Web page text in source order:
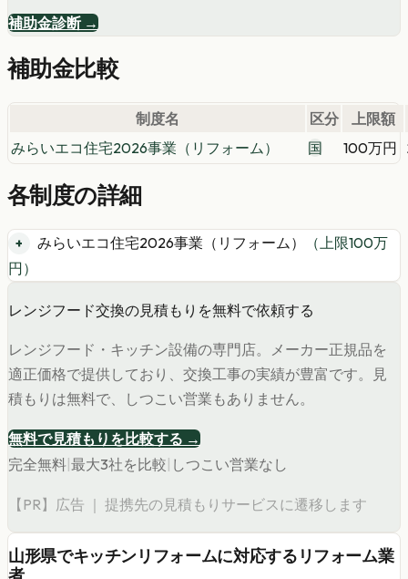
補助金診断 →
補助金比較
制度名 区分
上限額
みらいエコ住宅2026事業（リフォーム）
国 100万円
各制度の詳細
みらいエコ住宅2026事業（リフォーム） （上限100万
円）
レンジフード交換の見積もりを無料で依頼する
レンジフード・キッチン設備の専門店。メーカー正規品を
適正価格で提供しており、交換工事の実績が豊富です。見
積もりは無料で、しつこい営業もありません。
無料で見積もりを比較する →
完全無料 最大3社を比較 しつこい営業なし
【PR】広告 ｜ 提携先の見積もりサービスに遷移します
山形県でキッチンリフォームに対応するリフォーム業